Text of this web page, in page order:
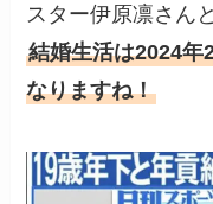
スター伊原凛さん
結婚生活は2024年
なりますね！